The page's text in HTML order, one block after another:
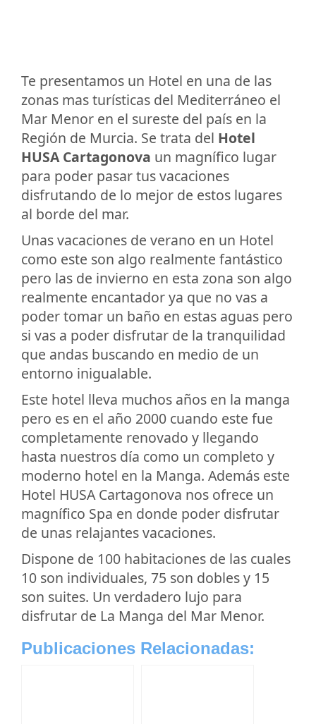
Te presentamos un Hotel en una de las
zonas mas turísticas del Mediterráneo el
Mar Menor en el sureste del país en la
Región de Murcia. Se trata del Hotel
HUSA Cartagonova un magnífico lugar
para poder pasar tus vacaciones
disfrutando de lo mejor de estos lugares
al borde del mar.
Unas vacaciones de verano en un Hotel
como este son algo realmente fantástico
pero las de invierno en esta zona son algo
realmente encantador ya que no vas a
poder tomar un baño en estas aguas pero
si vas a poder disfrutar de la tranquilidad
que andas buscando en medio de un
entorno inigualable.
Este hotel lleva muchos años en la manga
pero es en el año 2000 cuando este fue
completamente renovado y llegando
hasta nuestros día como un completo y
moderno hotel en la Manga. Además este
Hotel HUSA Cartagonova nos ofrece un
magnífico Spa en donde poder disfrutar
de unas relajantes vacaciones.
Dispone de 100 habitaciones de las cuales
10 son individuales, 75 son dobles y 15
son suites. Un verdadero lujo para
disfrutar de La Manga del Mar Menor.
Publicaciones Relacionadas: